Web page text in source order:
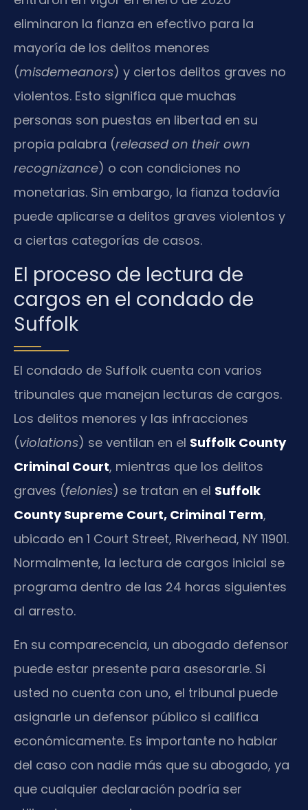
eliminaron la fianza en efectivo para la
mayoría de los delitos menores
(misdemeanors) y ciertos delitos graves no
violentos. Esto significa que muchas
personas son puestas en libertad en su
propia palabra (released on their own
recognizance) o con condiciones no
monetarias. Sin embargo, la fianza todavía
puede aplicarse a delitos graves violentos y
a ciertas categorías de casos.
El proceso de lectura de
cargos en el condado de
Suffolk
El condado de Suffolk cuenta con varios
tribunales que manejan lecturas de cargos.
Los delitos menores y las infracciones
(violations) se ventilan en el Suffolk County
Criminal Court, mientras que los delitos
graves (felonies) se tratan en el Suffolk
County Supreme Court, Criminal Term,
ubicado en 1 Court Street, Riverhead, NY 11901.
Normalmente, la lectura de cargos inicial se
programa dentro de las 24 horas siguientes
al arresto.
En su comparecencia, un abogado defensor
puede estar presente para asesorarle. Si
usted no cuenta con uno, el tribunal puede
asignarle un defensor público si califica
económicamente. Es importante no hablar
del caso con nadie más que su abogado, ya
que cualquier declaración podría ser